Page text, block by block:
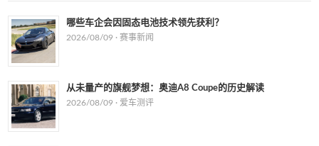
哪些车企会因固态电池技术领先获利？
2026/08/09 · 赛事新闻
从未量产的旗舰梦想：奥迪A8 Coupe的历史解读
2026/08/09 · 爱车测评